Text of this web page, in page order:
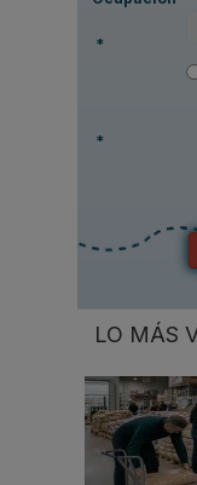
*
*
LO MÁS